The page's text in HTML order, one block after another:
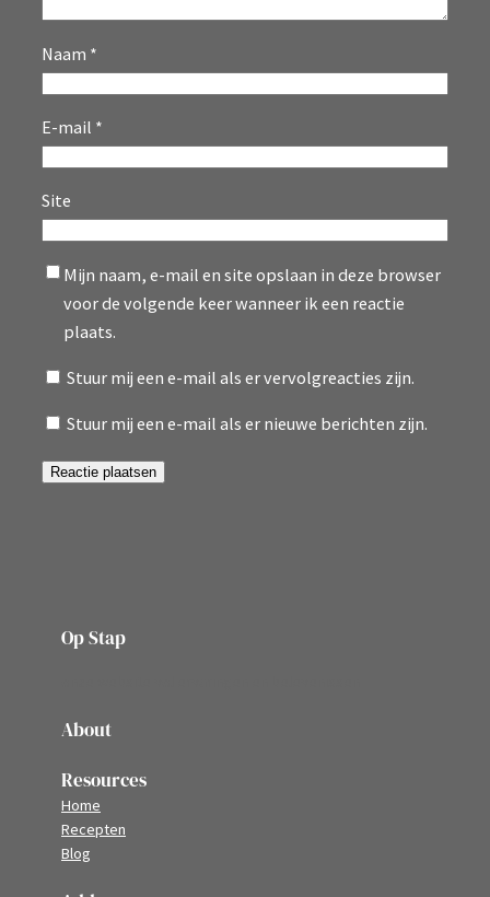
Naam *
E-mail *
Site
Mijn naam, e-mail en site opslaan in deze browser
voor de volgende keer wanneer ik een reactie
plaats.
Stuur mij een e-mail als er vervolgreacties zijn.
Stuur mij een e-mail als er nieuwe berichten zijn.
Op Stap
About
Resources
Home
Recepten
Blog